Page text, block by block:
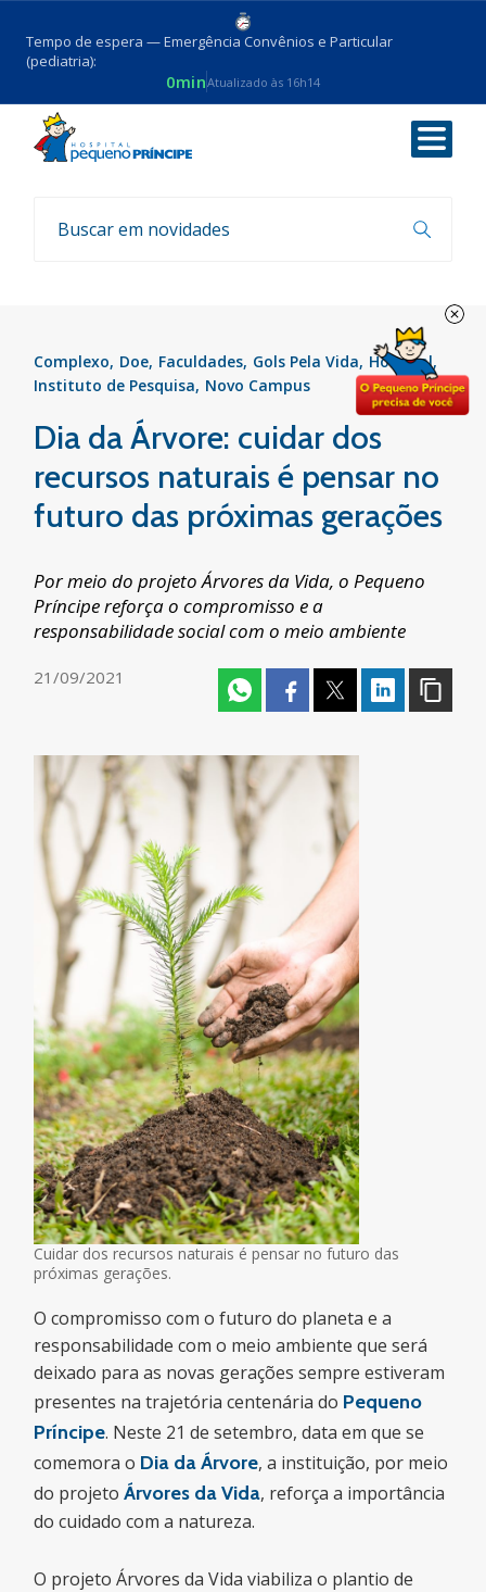
Tempo de espera — Emergência Convênios e Particular
(pediatria):
0minAtualizado às 16h14
Voltar
Notícias
Complexo Doe Faculdades Gols Pela Vida Hospital
Instituto de Pesquisa Novo Campus
Dia da Árvore: cuidar dos
recursos naturais é pensar no
futuro das próximas gerações
Por meio do projeto Árvores da Vida, o Pequeno
Príncipe reforça o compromisso e a
responsabilidade social com o meio ambiente
21/09/2021
Cuidar dos recursos naturais é pensar no futuro das
próximas gerações.
O compromisso com o futuro do planeta e a
responsabilidade com o meio ambiente que será
deixado para as novas gerações sempre estiveram
presentes na trajetória centenária do Pequeno
Príncipe. Neste 21 de setembro, data em que se
comemora o Dia da Árvore, a instituição, por meio
do projetoÁrvores da Vida, reforça a importância
do cuidado com a natureza.
O projeto Árvores da Vida viabiliza o plantio de